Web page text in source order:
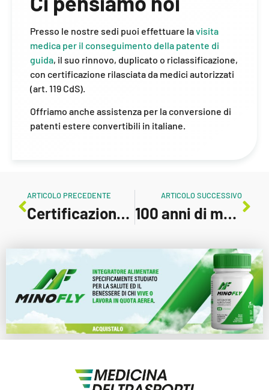
Presso le nostre sedi puoi effettuare lavisita
medica per il conseguimento della patente di
guida, il suo rinnovo, duplicato o riclassificazione,
con certificazione rilasciata da medici autorizzati
(art. 119 CdS).
Offriamo anche assistenza per la conversione di
patenti estere convertibili in italiane.
ARTICOLO PRECEDENTE
Certificazione medica aeronautica: differenze tra classe I, II e III
ARTICOLO SUCCESSIVO
100 anni di medicina aeronautica italiana: ricerca, altitudine e futuro